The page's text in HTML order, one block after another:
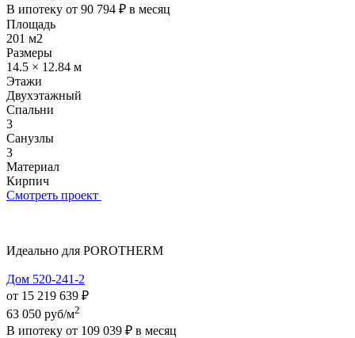
В ипотеку от 90 794 ₽ в месяц
Площадь
201 м2
Размеры
14.5 × 12.84 м
Этажи
Двухэтажный
Спальни
3
Санузлы
3
Материал
Кирпич
Смотреть проект
Идеально для POROTHERM
Дом 520-241-2
от 15 219 639 ₽
63 050 руб/м2
В ипотеку от 109 039 ₽ в месяц